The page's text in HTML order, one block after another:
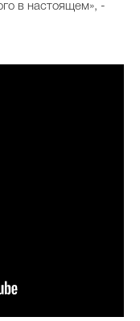
в настоящем», -